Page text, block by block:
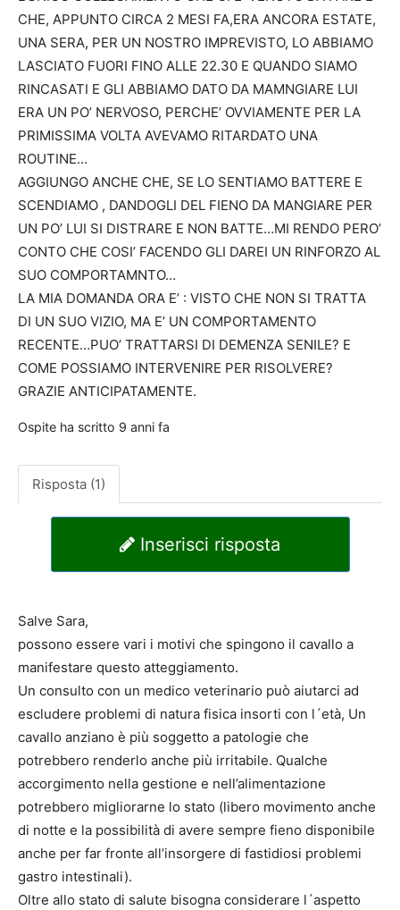
CHE, APPUNTO CIRCA 2 MESI FA,ERA ANCORA ESTATE,
UNA SERA, PER UN NOSTRO IMPREVISTO, LO ABBIAMO
LASCIATO FUORI FINO ALLE 22.30 E QUANDO SIAMO
RINCASATI E GLI ABBIAMO DATO DA MAMNGIARE LUI
ERA UN PO’ NERVOSO, PERCHE’ OVVIAMENTE PER LA
PRIMISSIMA VOLTA AVEVAMO RITARDATO UNA
ROUTINE…
AGGIUNGO ANCHE CHE, SE LO SENTIAMO BATTERE E
SCENDIAMO , DANDOGLI DEL FIENO DA MANGIARE PER
UN PO’ LUI SI DISTRARE E NON BATTE…MI RENDO PERO’
CONTO CHE COSI’ FACENDO GLI DAREI UN RINFORZO AL
SUO COMPORTAMNTO…
LA MIA DOMANDA ORA E’ : VISTO CHE NON SI TRATTA
DI UN SUO VIZIO, MA E’ UN COMPORTAMENTO
RECENTE…PUO’ TRATTARSI DI DEMENZA SENILE? E
COME POSSIAMO INTERVENIRE PER RISOLVERE?
GRAZIE ANTICIPATAMENTE.
Ospite ha scritto 9 anni fa
Risposta (1)
Inserisci risposta
Salve Sara,
possono essere vari i motivi che spingono il cavallo a
manifestare questo atteggiamento.
Un consulto con un medico veterinario può aiutarci ad
escludere problemi di natura fisica insorti con l´età, Un
cavallo anziano è più soggetto a patologie che
potrebbero renderlo anche più irritabile. Qualche
accorgimento nella gestione e nell’alimentazione
potrebbero migliorarne lo stato (libero movimento anche
di notte e la possibilità di avere sempre fieno disponibile
anche per far fronte all’insorgere di fastidiosi problemi
gastro intestinali).
Oltre allo stato di salute bisogna considerare l´aspetto